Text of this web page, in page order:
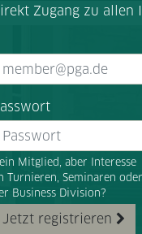
Zugang zu allen
Mitglied, aber Interesse
Turnieren, Seminaren oder
Business Division?
Jetzt registrieren